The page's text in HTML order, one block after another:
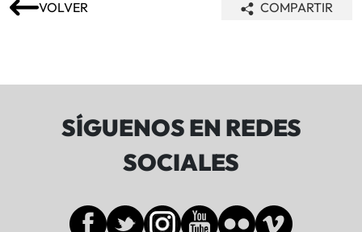
VOLVER COMPARTIR
SÍGUENOS EN REDES
SOCIALES